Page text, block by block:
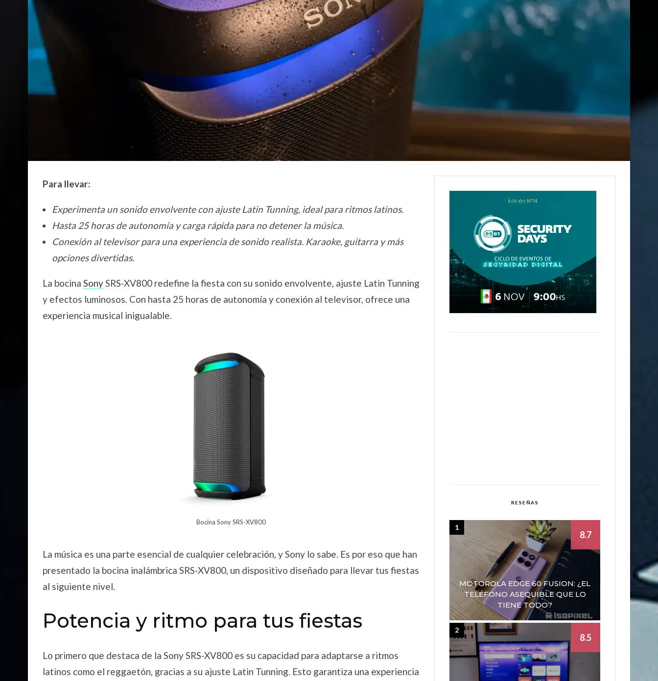
Para llevar:
Experimenta un sonido envolvente con ajuste Latin Tunning, ideal para ritmos latinos.
Hasta 25 horas de autonomía y carga rápida para no detener la música.
Conexión al televisor para una experiencia de sonido realista. Karaoke, guitarra y más
opciones divertidas.
La bocina SonySRS-XV800 redefine la fiesta con su sonido envolvente, ajuste Latin Tunning
y efectos luminosos. Con hasta 25 horas de autonomía y conexión al televisor, ofrece una
experiencia musical inigualable.
Bocina Sony SRS-XV800
La música es una parte esencial de cualquier celebración, y Sony lo sabe. Es por eso que han
presentado la bocina inalámbrica SRS-XV800, un dispositivo diseñado para llevar tus fiestas
al siguiente nivel.
Potencia y ritmo para tus fiestas
Lo primero que destaca de la Sony SRS-XV800 es su capacidad para adaptarse a ritmos
latinos como el reggaetón, gracias a su ajuste Latin Tunning. Esto garantiza una experiencia
RESEÑAS
MOTOROLA EDGE 60 FUSION: ¿EL
TELÉFONO ASEQUIBLE QUE LO
TIENE TODO?
8.7
1
8.5
2